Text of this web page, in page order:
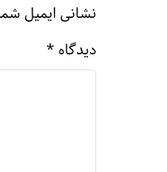
نشانی ایمیل
دیدگاه *